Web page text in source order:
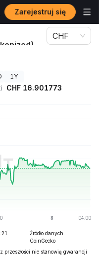
Zarejestruj się
Tokenized) GLXYON
CHF
1Y
CHF 16.901773
Źródło danych:
CoinGecko
przeszłości nie stanowią gwarancji